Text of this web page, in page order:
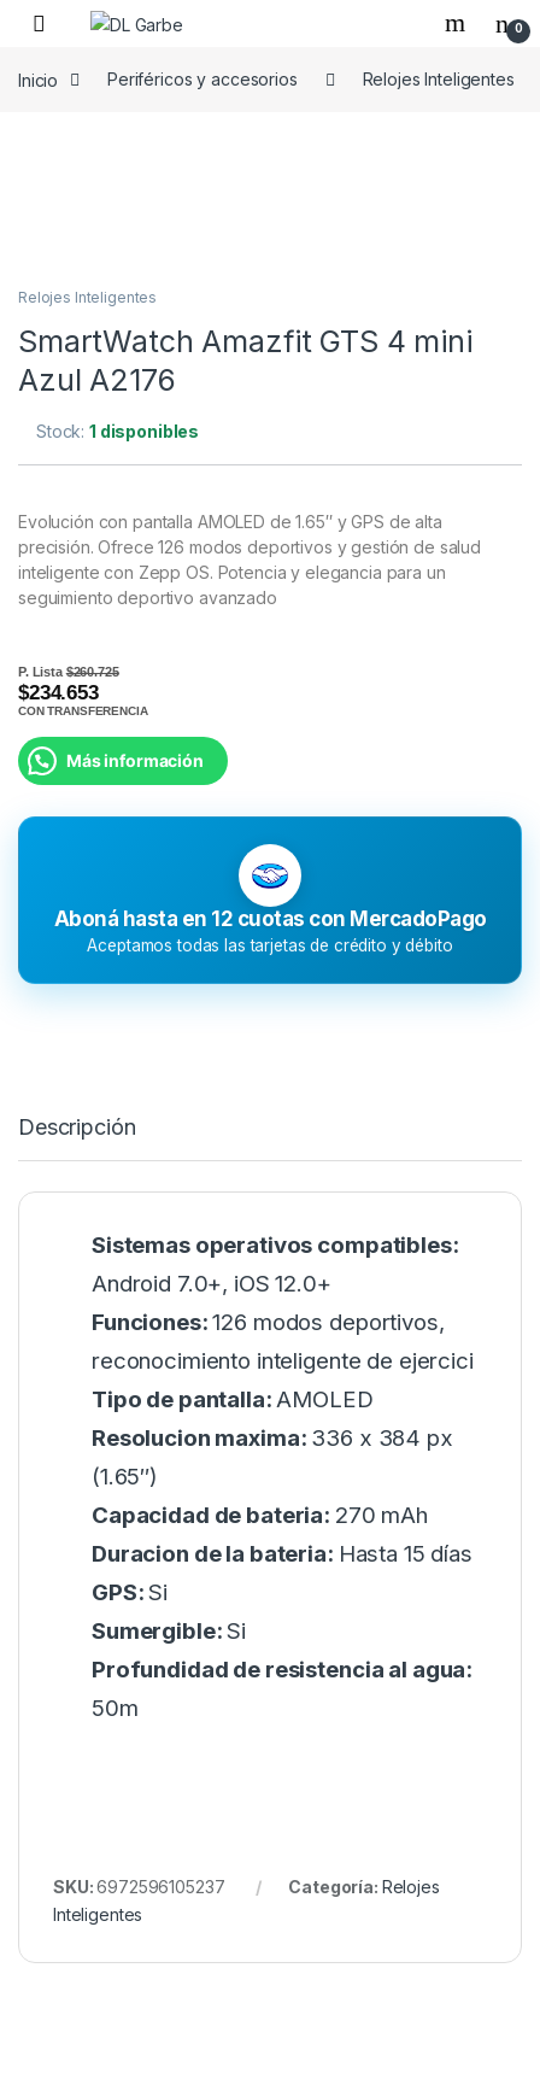
0
Inicio Periféricos y accesorios Relojes Inteligentes
Relojes Inteligentes
SmartWatch Amazfit GTS 4 mini
Azul A2176
Stock:1 disponibles
Evolución con pantalla AMOLED de 1.65″ y GPS de alta
precisión. Ofrece 126 modos deportivos y gestión de salud
inteligente con Zepp OS. Potencia y elegancia para un
seguimiento deportivo avanzado
P. Lista$260.725
$234.653
CON TRANSFERENCIA
Más información
Aboná hasta en 12 cuotas con MercadoPago
Aceptamos todas las tarjetas de crédito y débito
Descripción
Sistemas operativos compatibles:
Android 7.0+, iOS 12.0+
Funciones:126 modos deportivos,
reconocimiento inteligente de ejercici
Tipo de pantalla:AMOLED
Resolucion maxima: 336 x 384 px
(1.65″)
Capacidad de bateria: 270 mAh
Duracion de la bateria: Hasta 15 días
GPS:Si
Sumergible:Si
Profundidad de resistencia al agua:
50m
SKU:6972596105237 Categoría: Relojes
Inteligentes